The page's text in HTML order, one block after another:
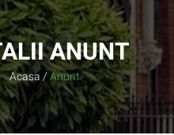
ANUNT
Acasa / Anunt